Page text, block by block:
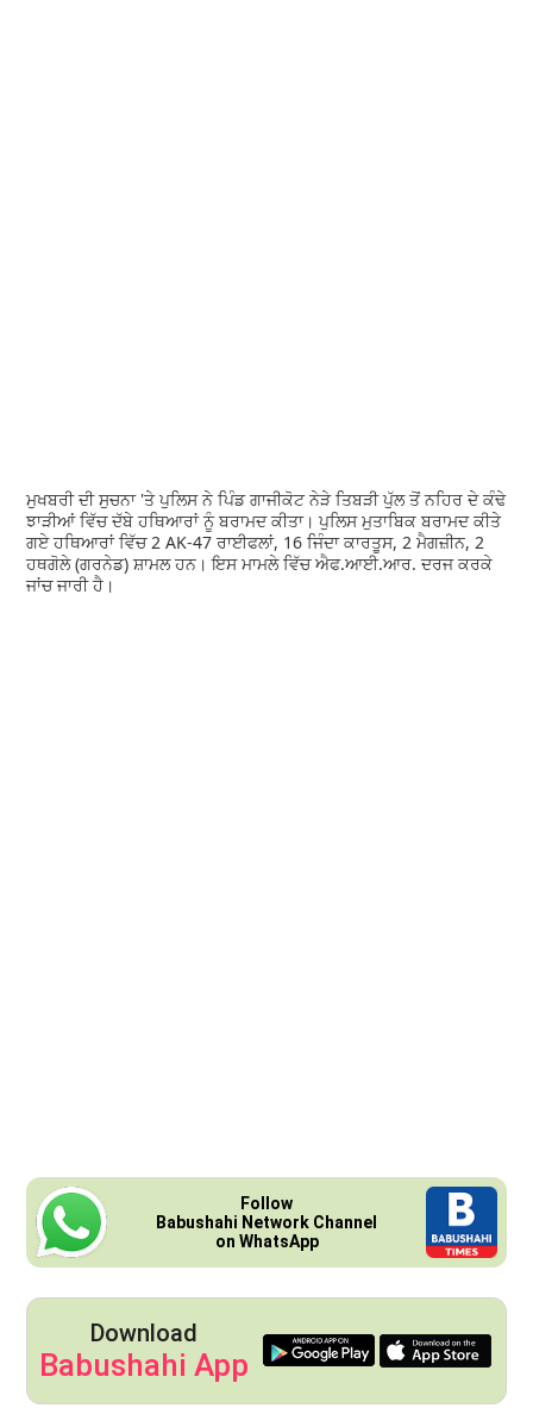
ਮੁਖਬਰੀ ਦੀ ਸੁਚਨਾ 'ਤੇ ਪੁਲਿਸ ਨੇ ਪਿੰਡ ਗਾਜੀਕੋਟ ਨੇੜੇ ਤਿਬੜੀ ਪੁੱਲ ਤੋਂ ਨਹਿਰ ਦੇ ਕੰਢੇ
ਝਾੜੀਆਂ ਵਿੱਚ ਦੱਬੇ ਹਥਿਆਰਾਂ ਨੂੰ ਬਰਾਮਦ ਕੀਤਾ। ਪੁਲਿਸ ਮੁਤਾਬਿਕ ਬਰਾਮਦ ਕੀਤੇ
ਗਏ ਹਥਿਆਰਾਂ ਵਿੱਚ 2 AK-47 ਰਾਈਫਲਾਂ, 16 ਜਿੰਦਾ ਕਾਰਤੂਸ, 2 ਮੈਗਜ਼ੀਨ, 2
ਹਥਗੋਲੇ (ਗਰਨੇਡ) ਸ਼ਾਮਲ ਹਨ। ਇਸ ਮਾਮਲੇ ਵਿੱਚ ਐਫ.ਆਈ.ਆਰ. ਦਰਜ ਕਰਕੇ
ਜਾਂਚ ਜਾਰੀ ਹੈ।
Follow
Babushahi Network Channel
on WhatsApp
Download
Babushahi App